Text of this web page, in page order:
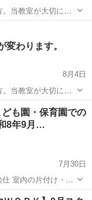
当教室が大切にし
」「生徒の音楽的
変わります。
8月4日
当教室が大切にし
」「生徒の音楽的
も園・保育園での
8年9月…
7月30日
業務